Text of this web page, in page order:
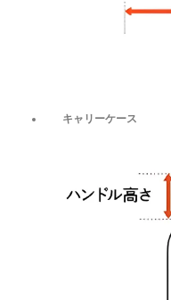
キャリーケース